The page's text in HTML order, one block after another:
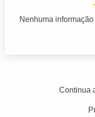
Nenhuma
Continua